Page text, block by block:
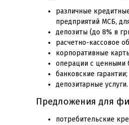
различные
предприятий МСБ,
депозиты (до 8% в
расчетно-кассовое
корпоративные
операции с ценными
банковские гарантии;
депозитарные услуги.
Предложения для
потребительские